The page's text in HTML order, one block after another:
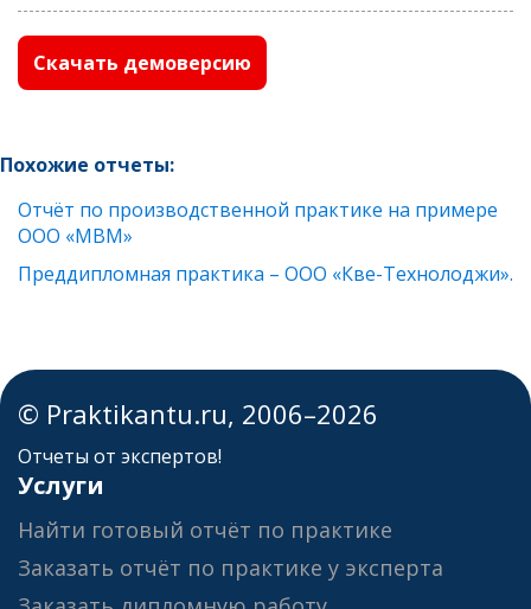
Скачать демоверсию
Похожие отчеты:
Отчёт по производственной практике на примере
ООО «МВМ»
Преддипломная практика – ООО «Кве-Технолоджи».
© Praktikantu.ru, 2006–2026
Отчеты от экспертов!
Услуги
Найти готовый отчёт по практике
Заказать отчёт по практике у эксперта